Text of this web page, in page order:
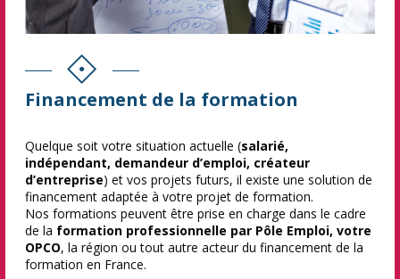
Financement de la formation
Quelque soit votre situation actuelle (salarié,
indépendant, demandeur d’emploi, créateur
d’entreprise) et vos projets futurs, il existe une solution de
financement adaptée à votre projet de formation.
Nos formations peuvent être prise en charge dans le cadre
de la formation professionnelle par Pôle Emploi, votre
OPCO, la région ou tout autre acteur du financement de la
formation en France.